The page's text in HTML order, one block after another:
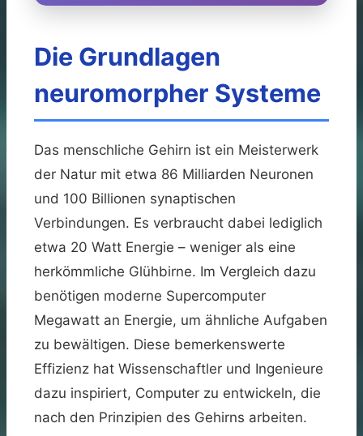
Die Grundlagen
neuromorpher Systeme
Das menschliche Gehirn ist ein Meisterwerk
der Natur mit etwa 86 Milliarden Neuronen
und 100 Billionen synaptischen
Verbindungen. Es verbraucht dabei lediglich
etwa 20 Watt Energie – weniger als eine
herkömmliche Glühbirne. Im Vergleich dazu
benötigen moderne Supercomputer
Megawatt an Energie, um ähnliche Aufgaben
zu bewältigen. Diese bemerkenswerte
Effizienz hat Wissenschaftler und Ingenieure
dazu inspiriert, Computer zu entwickeln, die
nach den Prinzipien des Gehirns arbeiten.